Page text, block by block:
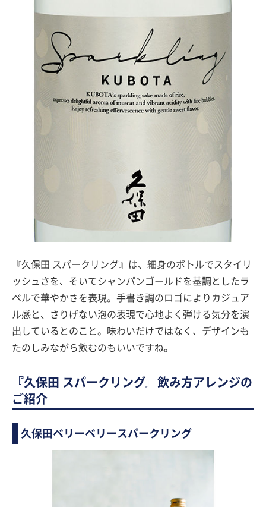
『久保田 スパークリング』は、細身のボトルでスタイリ
ッシュさを、そいてシャンパンゴールドを基調としたラ
ベルで華やかさを表現。手書き調のロゴによりカジュア
ル感と、さりげない泡の表現で心地よく弾ける気分を演
出しているとのこと。味わいだけではなく、デザインも
たのしみながら飲むのもいいですね。
『久保田 スパークリング』飲み方アレンジの
ご紹介
久保田ベリーベリースパークリング